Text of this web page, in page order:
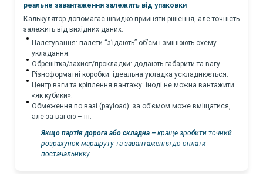
реальне завантаження залежить від упаковки
Калькулятор допомагає швидко прийняти рішення, але точність
залежить від вихідних даних:
Палетування: палети “з’їдають” об’єм і змінюють схему
укладання.
Обрешітка/захист/прокладки: додають габарити та вагу.
Різноформатні коробки: ідеальна укладка ускладнюється.
Центр ваги та кріплення вантажу: іноді не можна вантажити
«як кубики».
Обмеження по вазі (payload): за об’ємом може вміщатися,
але за вагою – ні.
Якщо партія дорога або складна – краще зробити точний
розрахунок маршруту та завантаження до оплати
постачальнику.